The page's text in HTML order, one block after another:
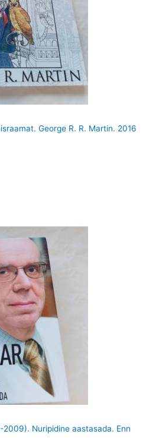
George R. R. Martin. 2016
Nuripidine aastasada. Enn